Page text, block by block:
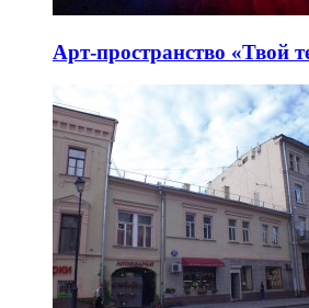
Арт-пространство «Твой